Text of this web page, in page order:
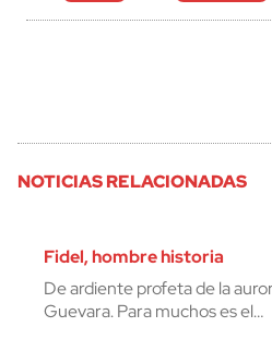
NOTICIAS RELACIONADAS
Fidel, hombre historia
De ardiente profeta de la
Guevara. Para muchos es el…